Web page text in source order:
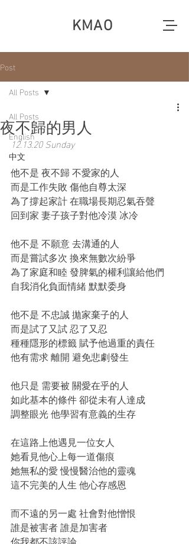
KMAO
Post
All Posts
English
中文
All Posts
夜不歸的男人
12.13.20 Sunday
他不是 夜不歸 不愛家的人
而是工作失敗 傷他自尊太深
為了撐起家計 在職場長期忍氣吞聲
回到家 妻子孩子對他冷漠 冰冷
他不是 不願意 去溝通的人
而是嘗試多次 換來無數次紛爭
為了家庭和睦 發脾氣的權利讓給他們
自我消化負面情緒 默默委身
他不是 不忠誠 拋家棄子的人
而是試了又試 忍了又忍
種種隱形的標籤 賦予他過重的責任
他有需求 離開 避免悲劇發生
他只是 需要被 關愛在乎的人
如此基本的條件 卻從未有人達成
調整眼光 他學習有意義的生存
在這路上他遇見一位女人
她看見他心上每一道傷痕
她無私的愛 慢慢醫治他的靈魂
這不完美的人生 他心存感恩
而不遠的另一處 社會對他憎恨
誰是被害者 誰是加害者